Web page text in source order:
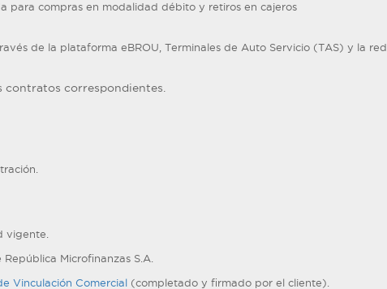
para compras en modalidad débito y retiros en cajeros
de la plataforma eBROU, Terminales de Auto Servicio (TAS) y la red
contratos correspondientes.
vigente.
Microfinanzas S.A.
Vinculación Comercial (completado y firmado por el cliente).